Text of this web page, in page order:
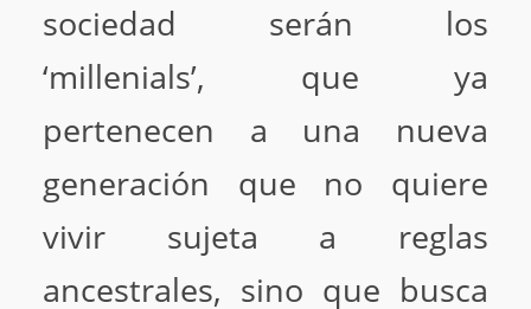
sociedad serán los
‘millenials’, que ya
pertenecen a una nueva
generación que no quiere
vivir sujeta a reglas
ancestrales, sino que busca